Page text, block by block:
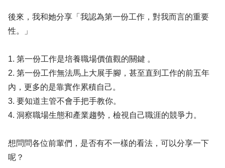
後來，我和她分享「我認為第一份工作，對我而言的重要
性。」
1. 第一份工作是培養職場價值觀的關鍵 。
2. 第一份工作無法馬上大展手腳，甚至直到工作的前五年
內，更多的是靠實作累積自己。
3. 要知道主管不會手把手教你。
4. 洞察職場生態和產業趨勢，檢視自己職涯的競爭力。
想問問各位前輩們，是否有不一樣的看法，可以分享一下
呢？